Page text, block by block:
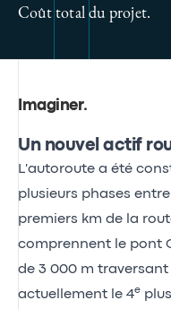
Coût total du projet.
Imaginer.
Un nouvel actif
L'autoroute a été
plusieurs phases entre
premiers km de la
comprennent le pont
de 3 000 m
actuellement le 4e